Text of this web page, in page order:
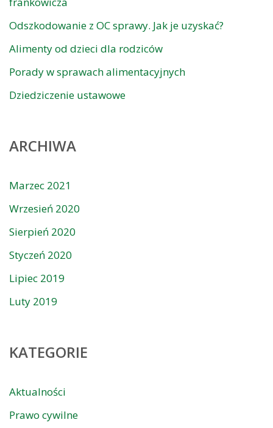
Odszkodowanie z OC sprawy. Jak je uzyskać?
Alimenty od dzieci dla rodziców
Porady w sprawach alimentacyjnych
Dziedziczenie ustawowe
ARCHIWA
Marzec 2021
Wrzesień 2020
Sierpień 2020
Styczeń 2020
Lipiec 2019
Luty 2019
KATEGORIE
Aktualności
Prawo cywilne